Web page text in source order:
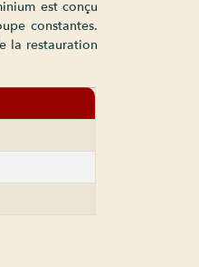
est conçu
constantes.
la restauration